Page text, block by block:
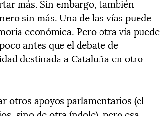
más. Sin embargo, también
sin más. Una de las vías puede
económica. Pero otra vía puede
antes que el debate de
destinada a Cataluña en otro
otros apoyos parlamentarios (el